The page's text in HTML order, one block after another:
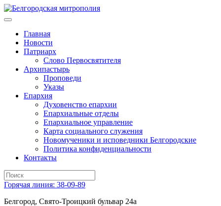
Главная
Новости
Патриарх
Слово Первосвятителя
Архипастырь
Проповеди
Указы
Епархия
Духовенство епархии
Епархиальные отделы
Епархиальное управление
Карта социального служения
Новомученики и исповедники Белгородские
Политика конфиденциальности
Контакты
Горячая линия: 38-09-89
Белгород, Свято-Троицкий бульвар 24а